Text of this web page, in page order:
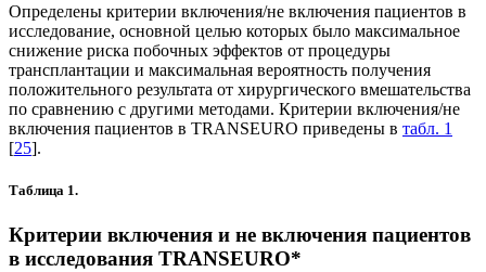
Определены критерии включения/не включения пациентов в
исследование, основной целью которых было максимальное
снижение риска побочных эффектов от процедуры
трансплантации и максимальная вероятность получения
положительного результата от хирургического вмешательства
по сравнению с другими методами. Критерии включения/не
включения пациентов в TRANSEURO приведены в табл. 1
[25].
Таблица 1.
Критерии включения и не включения пациентов
в исследования TRANSEURO*